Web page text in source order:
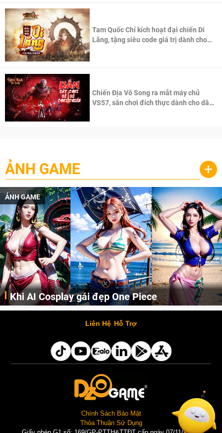
Tam Quốc Chí kích hoạt đại chiến Di
Lăng, tặng siêu code giá trị dành cho
Chiến Địa Vô Song ra mắt máy chủ
VS57, sân chơi đích thực dành cho dân
ẢNH GAME +
ẢNH GAME
Khi AI Cosplay gái đẹp One Piece
Những cô nàng nóng bỏng Boa Hancock, Nico Robin, Nami, Yamato hay Perona được AI vẽ lại dưới hình thức Cosplay cực kỳ chuẩn chỉnh.
Liên Hệ Hỗ Trợ
Chính Sách Bảo Mật
Thỏa Thuận Sử Dụng